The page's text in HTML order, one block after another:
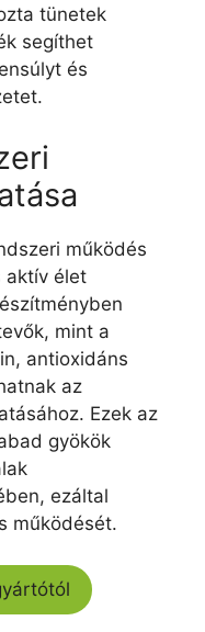
tünetek
segíthet
és
működés
aktív élet
mint a
antioxidáns
az
Ezek az
gyökök
ezáltal
működését.